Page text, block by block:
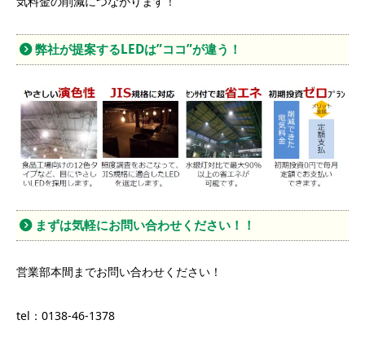
弊社が提案するLEDは”ココ”が違う！
まずは気軽にお問い合わせください！！
営業部本間までお問い合わせください！
tel：0138-46-1378